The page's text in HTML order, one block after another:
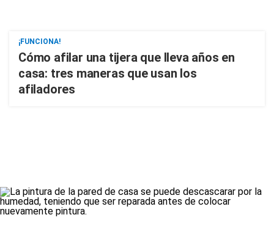
¡FUNCIONA!
Cómo afilar una tijera que lleva años en
casa: tres maneras que usan los
afiladores